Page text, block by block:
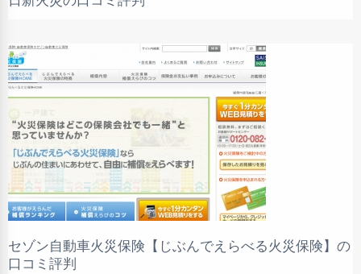
セゾン自動車火災保険【じぶんでえらべる火災保険】の
口コミ評判